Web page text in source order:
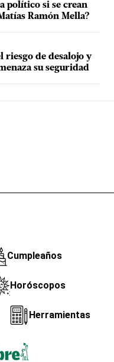
político si se crean
Ramón Mella?
riesgo de desalojo y
su seguridad
Cumpleaños
Horóscopos
Herramientas